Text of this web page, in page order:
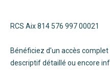
RCS Aix 814 576 997 00021
Bénéficiez d'un accès
descriptif détaillé ou encore